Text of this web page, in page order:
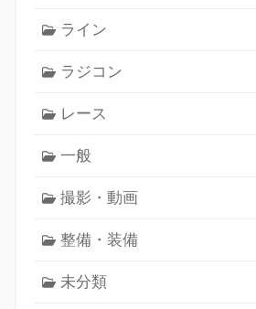
ライン
ラジコン
レース
一般
撮影・動画
整備・装備
未分類